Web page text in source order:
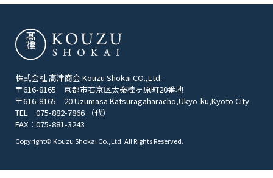
CONTACT
お問い合わせ
株式会社 高津商会 Kouzu Shokai CO.,Ltd.
〒616-8165 京都市右京区太秦桂ヶ原町20番地
〒616-8165 20 Uzumasa Katsuragaharacho,Ukyo-ku,Kyoto City
TEL 075-882-7866 （代）
FAX：075-881-3243
Copyright© Kouzu Shokai Co.,Ltd. All Rights Reserved.